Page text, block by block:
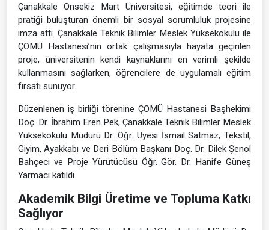
Çanakkale Onsekiz Mart Üniversitesi, eğitimde teori ile
pratiği buluşturan önemli bir sosyal sorumluluk projesine
imza attı. Çanakkale Teknik Bilimler Meslek Yüksekokulu ile
ÇOMÜ Hastanesi’nin ortak çalışmasıyla hayata geçirilen
proje, üniversitenin kendi kaynaklarını en verimli şekilde
kullanmasını sağlarken, öğrencilere de uygulamalı eğitim
fırsatı sunuyor.
Düzenlenen iş birliği törenine ÇOMÜ Hastanesi Başhekimi
Doç. Dr. İbrahim Eren Pek, Çanakkale Teknik Bilimler Meslek
Yüksekokulu Müdürü Dr. Öğr. Üyesi İsmail Satmaz, Tekstil,
Giyim, Ayakkabı ve Deri Bölüm Başkanı Doç. Dr. Dilek Şenol
Bahçeci ve Proje Yürütücüsü Öğr. Gör. Dr. Hanife Güneş
Yarmacı katıldı.
Akademik Bilgi Üretime ve Topluma Katkı
Sağlıyor